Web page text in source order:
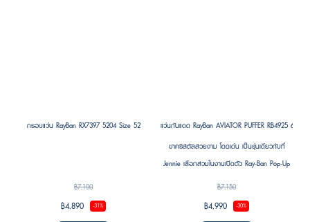
กรอบแว่น RayBan RX7397 5204 Size 52
฿7,100
฿4,890 -31%
แว่นกันแดด RayBan AVIATOR PUFFER RB4925
ขาคริสตัลสวยงาม โดดเด่น เป็นรุ่นเดียวกับที่
Jennie เลือกสวมในงานเปิดตัว Ray-Ban Pop-Up
Store แห่งแรกในเกาหลี โดดเด่นด้วยดีไซน์ร่วมสมัย
ที่ยังคงเอกลักษณ์แบบ Ray-Ban พร้อมความพอง
ตัวเป็นเอกลักษณ์ในสไตล์ “Puffer” ที่กำลังเป็นเท
฿7,150
฿4,990 -30%